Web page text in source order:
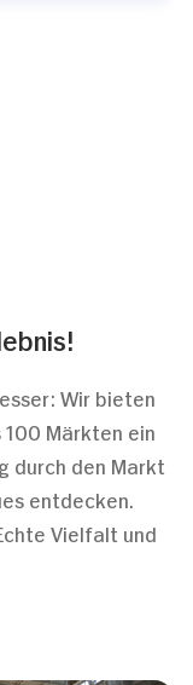
Wir bieten
100 Märkten ein
durch den Markt
entdecken.
Vielfalt und